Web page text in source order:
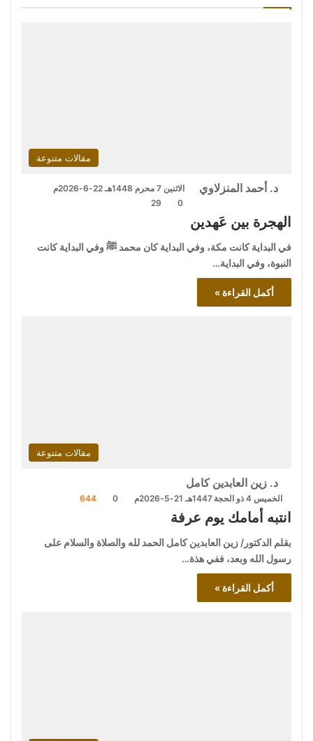
مقالات متنوعة
د. أحمد المنزلاوي
الاثنين 7 محرم 1448هـ 22-6-2026م
0
29
الهجرة بين عَهدين
في البداية كانت مكة، وفي البداية كان محمد ﷺ وفي البداية كانت
النبوة، وفي البداية…
أكمل القراءة »
مقالات متنوعة
د. زين العابدين كامل
الخميس 4 ذو الحجة 1447هـ 21-5-2026م 0
644
انتبه أمامك يوم عرفة
بقلم الدكتور/ زين العابدين كامل الحمد لله والصلاة والسلام على
رسول الله وبعد، ففي هذة…
أكمل القراءة »